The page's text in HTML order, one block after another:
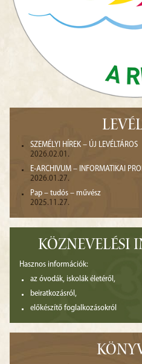
SZEMÉLYI HÍREK – ÚJ LEVÉLTÁROS
2026.02.01.
E-ARCHIVUM – INFORMATIKAI
2026.01.27.
Pap – tudós – művész
2025.11.27.
KÖZNEVELÉSI
Hasznos információk:
az óvodák, iskolák életéről,
beiratkozásról,
előkészítő foglalkozásokról